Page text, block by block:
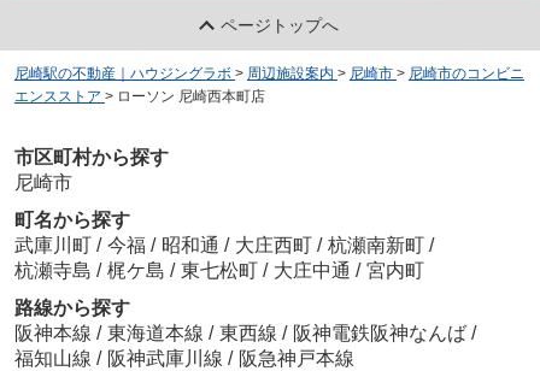
ページトップへ
尼崎駅の不動産｜ハウジングラボ > 周辺施設案内 > 尼崎市 > 尼崎市のコンビニ
エンスストア > ローソン 尼崎西本町店
市区町村から探す
尼崎市
町名から探す
武庫川町 / 今福 / 昭和通 / 大庄西町 / 杭瀬南新町 /
杭瀬寺島 / 梶ケ島 / 東七松町 / 大庄中通 / 宮内町
路線から探す
阪神本線 / 東海道本線 / 東西線 / 阪神電鉄阪神なんば /
福知山線 / 阪神武庫川線 / 阪急神戸本線